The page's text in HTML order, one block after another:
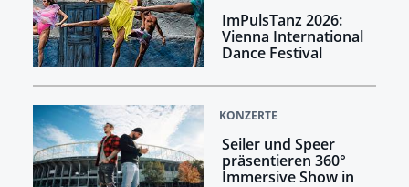
ImPulsTanz 2026:
Vienna International
Dance Festival
KONZERTE
Seiler und Speer
präsentieren 360°
Immersive Show in